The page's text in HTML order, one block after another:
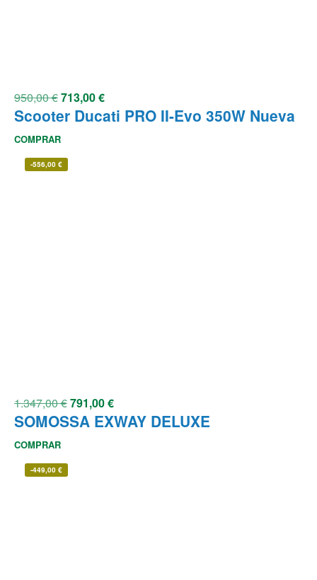
950,00€713,00€
Scooter Ducati PRO II-Evo 350W Nueva
COMPRAR
-556,00 €
1.347,00€791,00€
SOMOSSA EXWAY DELUXE
COMPRAR
-449,00 €